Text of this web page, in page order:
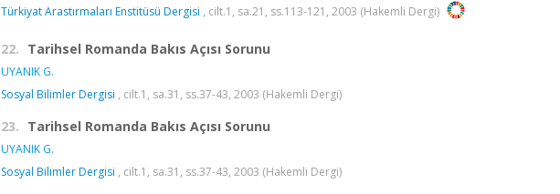
Türkiyat Arastırmaları Enstitüsü Dergisi , cilt.1, sa.21, ss.113-121, 2003 (Hakemli Dergi)
22. Tarihsel Romanda Bakıs Açısı Sorunu
UYANIK G.
Sosyal Bilimler Dergisi , cilt.1, sa.31, ss.37-43, 2003 (Hakemli Dergi)
23. Tarihsel Romanda Bakıs Açısı Sorunu
UYANIK G.
Sosyal Bilimler Dergisi , cilt.1, sa.31, ss.37-43, 2003 (Hakemli Dergi)